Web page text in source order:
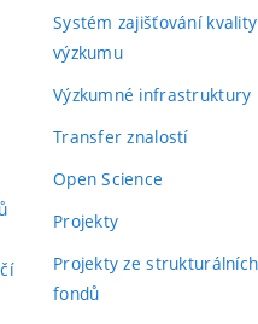
Systém zajišťování kvality
výzkumu
Výzkumné infrastruktury
Transfer znalostí
Open Science
Projekty
Projekty ze strukturálních
fondů